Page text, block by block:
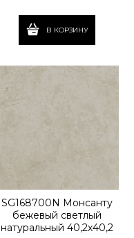
В КОРЗИНУ
SG168700N Монсанту
бежевый светлый
натуральный 40,2х40,2